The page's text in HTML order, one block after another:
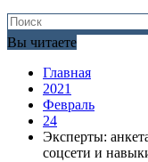
Вы читаете
Главная
2021
Февраль
24
Эксперты:
соцсети и